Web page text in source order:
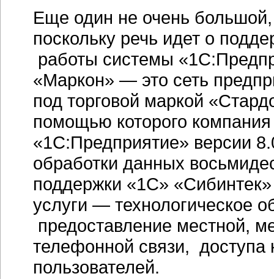
Еще один не очень большой,
поскольку речь идет о
работы системы
«Маркон» — это сеть
под торговой маркой
помощью которого
«1С:Предприятие» версии
обработки данных
поддержки «1С»
услуги — технологическое
предоставление местной,
телефонной связи, доступа
пользователей.